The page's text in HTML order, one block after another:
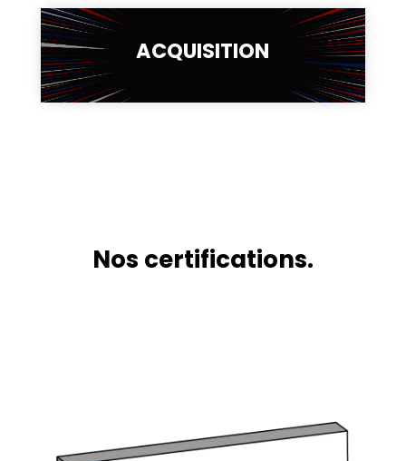
ACQUISITION
Nos certifications.